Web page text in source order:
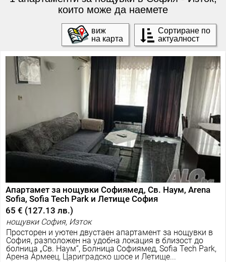
които може да наемете
виж
на карта
Сортиране по
актуалност
Апартамет за нощувки Софиямед, Св. Наум, Arena
Sofia, Sofia Tech Park и Летище София
65 € (127.13 лв.)
нощувки София, Изток
Просторен и уютен двустаен апартамент за нощувки в
София, разположен на удобна локация в близост до
болница „Св. Наум“, Болница Софиямед, Sofia Tech Park,
Арена Армеец, Цариградско шосе и Летище...